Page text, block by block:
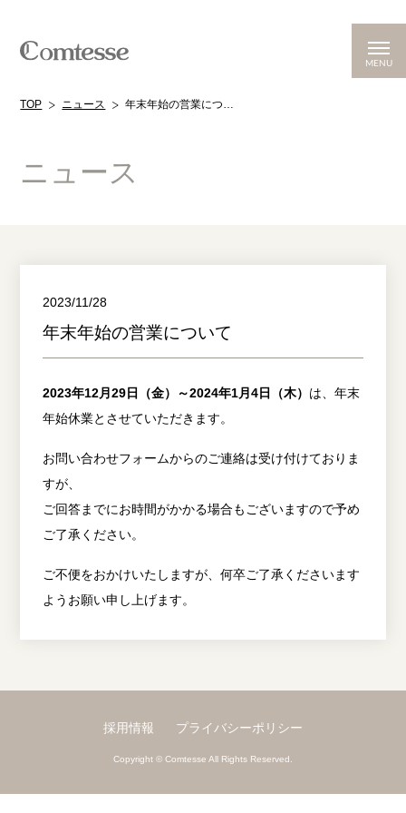
MENU
TOP ニュース 年末年始の営業について
ニュース
2023/11/28
年末年始の営業について
2023年12月29日（金）～2024年1月4日（木） は、年末
年始休業とさせていただきます。
お問い合わせフォームからのご連絡は受け付けておりま
すが、
ご回答までにお時間がかかる場合もございますので予め
ご了承ください。
ご不便をおかけいたしますが、何卒ご了承くださいます
ようお願い申し上げます。
Copyright © Comtesse All Rights Reserved.
採用情報 プライバシーポリシー